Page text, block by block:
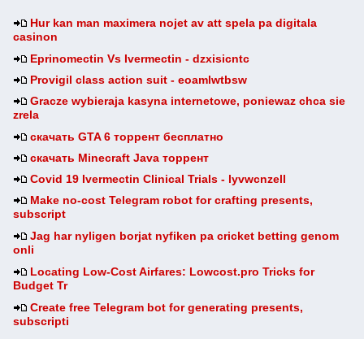
Hur kan man maximera nojet av att spela pa digitala
casinon
Eprinomectin Vs Ivermectin - dzxisicntc
Provigil class action suit - eoamlwtbsw
Gracze wybieraja kasyna internetowe, poniewaz chca sie
zrela
скачать GTA 6 торрент бесплатно
скачать Minecraft Java торрент
Covid 19 Ivermectin Clinical Trials - lyvwcnzell
Make no-cost Telegram robot for crafting presents,
subscript
Jag har nyligen borjat nyfiken pa cricket betting genom
onli
Locating Low-Cost Airfares: Lowcost.pro Tricks for
Budget Tr
Create free Telegram bot for generating presents,
subscripti